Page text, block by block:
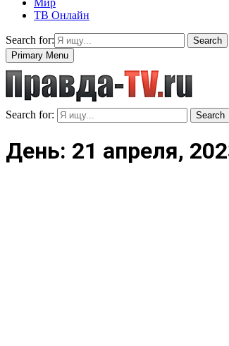
Мир
ТВ Онлайн
Search for:
Search
Primary Menu
Search for: Search
День: 21 апреля,